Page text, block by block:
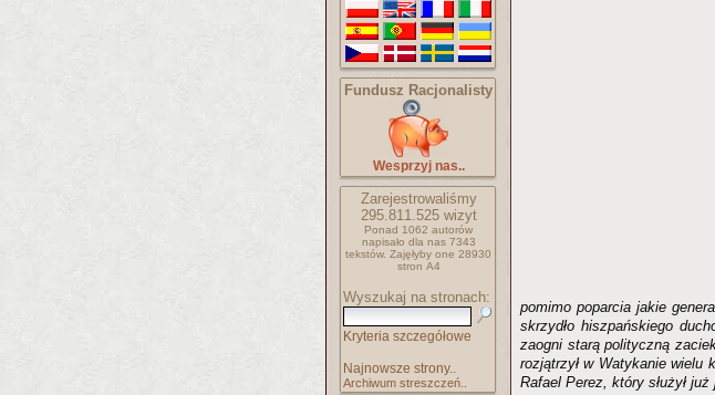
Fundusz Racjonalisty
Wesprzyj nas..
Zarejestrowaliśmy
295.811.525wizyt
Ponad 1062 autorów
napisało dla nas 7343
tekstów. Zajęłyby one 28930
stron A4
Wyszukaj na stronach:
Kryteria szczegółowe
Najnowsze strony..
Archiwum streszczeń..
pomimo poparcia jakie
skrzydło hiszpańskiego
zaogni starą polityczną
rozjątrzył w Watykanie wielu
Rafael Perez, który służył